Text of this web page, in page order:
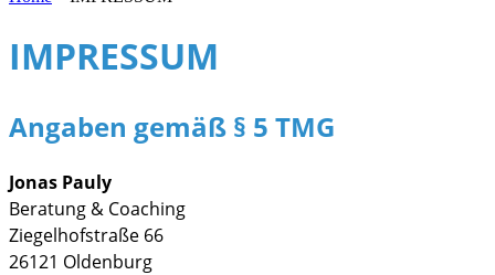
IMPRESSUM
Angaben gemäß § 5 TMG
Jonas Pauly
Beratung & Coaching
Ziegelhofstraße 66
26121 Oldenburg